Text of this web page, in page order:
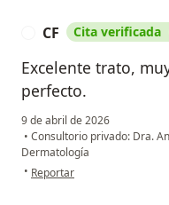
CF Cita verificada
Excelente trato,
perfecto.
9 de abril de 2026
• Consultorio privado: Dra.
Dermatología
• en opinión del usuario CF
Reportar